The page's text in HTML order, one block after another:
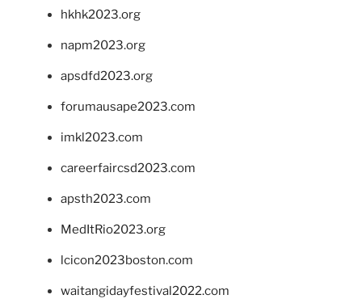
hkhk2023.org
napm2023.org
apsdfd2023.org
forumausape2023.com
imkl2023.com
careerfaircsd2023.com
apsth2023.com
MedItRio2023.org
lcicon2023boston.com
waitangidayfestival2022.com